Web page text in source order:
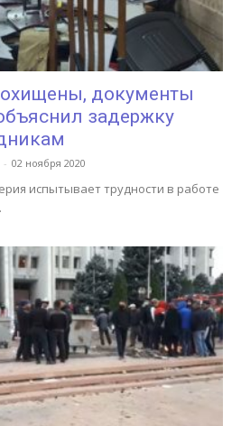
документы
задержку
- 02 ноября 2020
испытывает трудности в работе